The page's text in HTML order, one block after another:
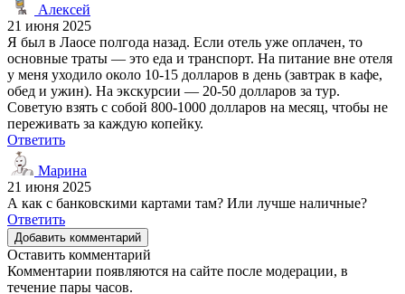
Алексей
21 июня 2025
Я был в Лаосе полгода назад. Если отель уже оплачен, то
основные траты — это еда и транспорт. На питание вне отеля
у меня уходило около 10-15 долларов в день (завтрак в кафе,
обед и ужин). На экскурсии — 20-50 долларов за тур.
Советую взять с собой 800-1000 долларов на месяц, чтобы не
переживать за каждую копейку.
Ответить
Марина
21 июня 2025
А как с банковскими картами там? Или лучше наличные?
Ответить
Добавить комментарий
Оставить комментарий
Комментарии появляются на сайте после модерации, в
течение пары часов.